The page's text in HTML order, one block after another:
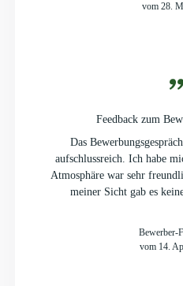
vom 28.
Feedback zum
Das
aufschlussreich. Ich habe
Atmosphäre war sehr
meiner Sicht gab es
Bewerber-
vom 14.